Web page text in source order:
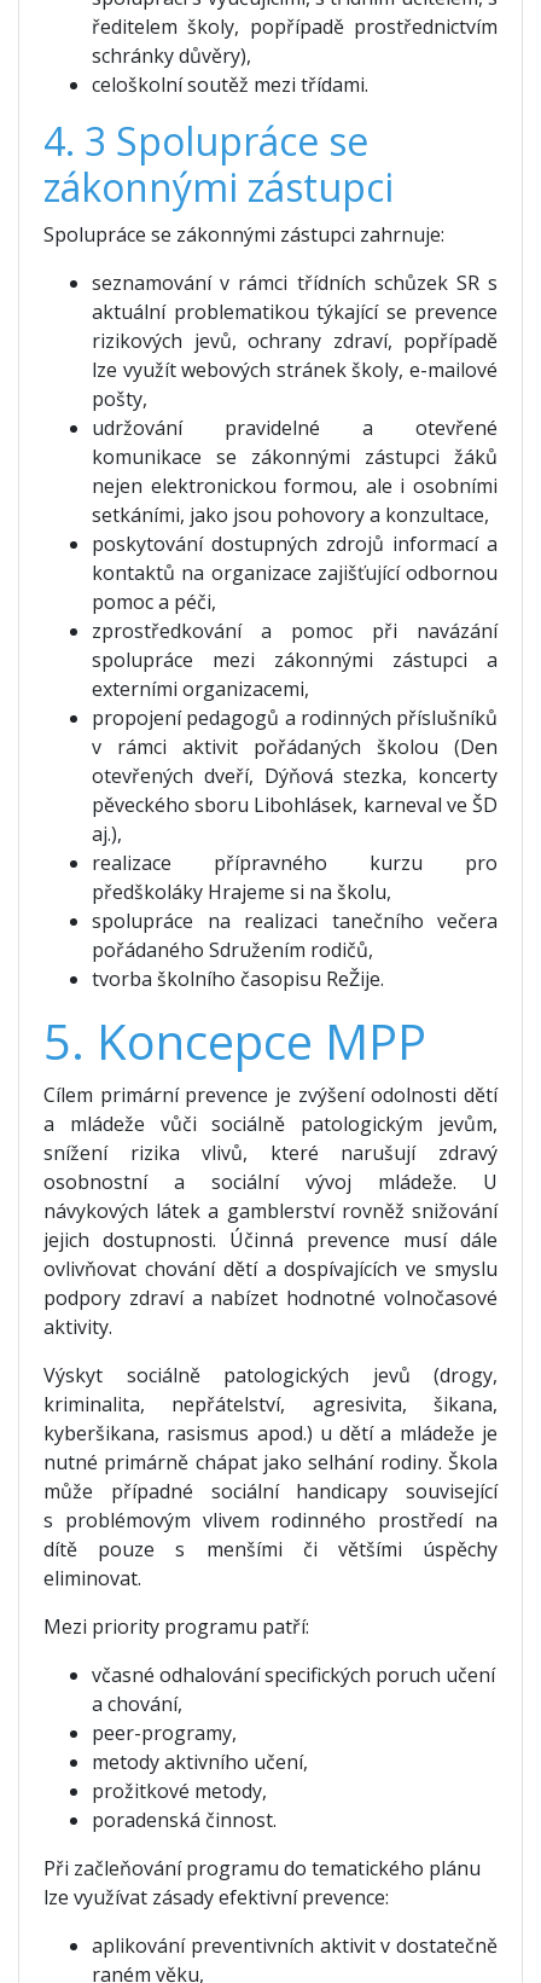
ředitelem školy, popřípadě prostřednictvím
schránky důvěry),
celoškolní soutěž mezi třídami.
4. 3 Spolupráce se
zákonnými zástupci
Spolupráce se zákonnými zástupci zahrnuje:
seznamování v rámci třídních schůzek SR s
aktuální problematikou týkající se prevence
rizikových jevů, ochrany zdraví, popřípadě
lze využít webových stránek školy, e-mailové
pošty,
udržování pravidelné a otevřené
komunikace se zákonnými zástupci žáků
nejen elektronickou formou, ale i osobními
setkáními, jako jsou pohovory a konzultace,
poskytování dostupných zdrojů informací a
kontaktů na organizace zajišťující odbornou
pomoc a péči,
zprostředkování a pomoc při navázání
spolupráce mezi zákonnými zástupci a
externími organizacemi,
propojení pedagogů a rodinných příslušníků
v rámci aktivit pořádaných školou (Den
otevřených dveří, Dýňová stezka, koncerty
pěveckého sboru Libohlásek, karneval ve ŠD
aj.),
realizace přípravného kurzu pro
předškoláky Hrajeme si na školu,
spolupráce na realizaci tanečního večera
pořádaného Sdružením rodičů,
tvorba školního časopisu ReŽije.
5. Koncepce MPP
Cílem primární prevence je zvýšení odolnosti dětí
a mládeže vůči sociálně patologickým jevům,
snížení rizika vlivů, které narušují zdravý
osobnostní a sociální vývoj mládeže. U
návykových látek a gamblerství rovněž snižování
jejich dostupnosti. Účinná prevence musí dále
ovlivňovat chování dětí a dospívajících ve smyslu
podpory zdraví a nabízet hodnotné volnočasové
aktivity.
Výskyt sociálně patologických jevů (drogy,
kriminalita, nepřátelství, agresivita, šikana,
kyberšikana, rasismus apod.) u dětí a mládeže je
nutné primárně chápat jako selhání rodiny. Škola
může případné sociální handicapy související
s problémovým vlivem rodinného prostředí na
dítě pouze s menšími či většími úspěchy
eliminovat.
Mezi priority programu patří:
včasné odhalování specifických poruch učení
a chování,
peer-programy,
metody aktivního učení,
prožitkové metody,
poradenská činnost.
Při začleňování programu do tematického plánu
lze využívat zásady efektivní prevence:
aplikování preventivních aktivit v dostatečně
raném věku,